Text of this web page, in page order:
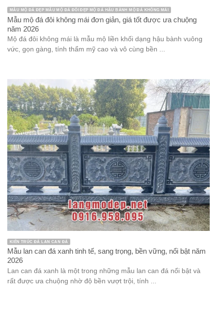
MẪU MỘ ĐÁ ĐẸP MẪU MỘ ĐÁ ĐÔI ĐẸP MỘ ĐÁ HẬU BÀNH MỘ ĐÁ KHÔNG MÁI
Mẫu mộ đá đôi không mái đơn giản, giá tốt được ưa chuộng
năm 2026
Mộ đá đôi không mái là mẫu mộ liền khối dạng hậu bành vuông
vức, gọn gàng, tính thẩm mỹ cao và vô cùng bền ...
KIẾN TRÚC ĐÁ LAN CAN ĐÁ
Mẫu lan can đá xanh tinh tế, sang trọng, bền vững, nổi bật năm
2026
Lan can đá xanh là một trong những mẫu lan can đá nổi bật và
rất được ưa chuộng nhờ độ bền vượt trội, tính ...